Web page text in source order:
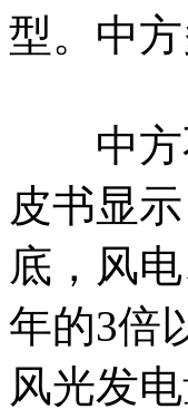
型。中
中方
皮书显
底，风
年的3倍
风光发